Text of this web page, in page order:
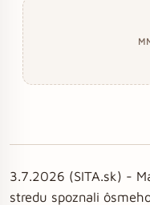
3.7.2026 (SITA.sk) -
stredu spoznali